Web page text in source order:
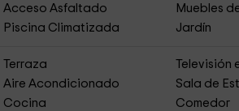
Acceso Asfaltado Muebles
Piscina Climatizada
Jardín
Terraza
Aire Acondicionado
Sala de
Cocina
Comedor